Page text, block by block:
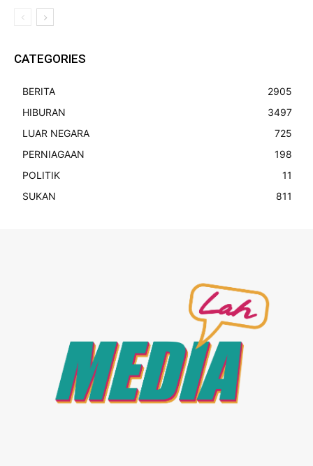
CATEGORIES
BERITA
2905
HIBURAN
3497
LUAR NEGARA
725
PERNIAGAAN
198
POLITIK
11
SUKAN
811